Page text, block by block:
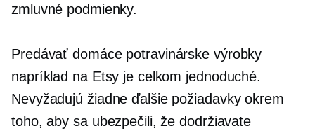
zmluvné podmienky.
Predávať domáce potravinárske výrobky
napríklad na Etsy je celkom jednoduché.
Nevyžadujú žiadne ďalšie požiadavky okrem
toho, aby sa ubezpečili, že dodržiavate